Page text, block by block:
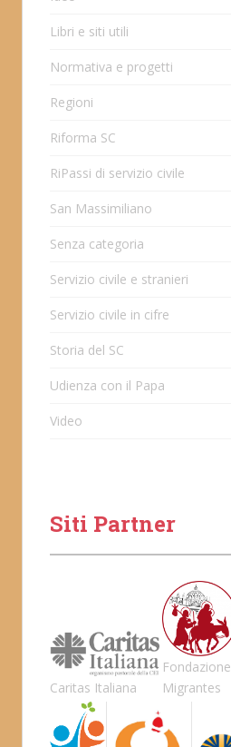
Libri e siti utili
Normativa e progetti
Regioni
Riforma SC
RiPassi di servizio civile
San Massimiliano
Senza categoria
Servizio civile e stranieri
Servizio civile in cifre
Storia del SC
Udienza con il Papa
Video
Siti Partner
Caritas Italiana
Fondazione
Migrantes